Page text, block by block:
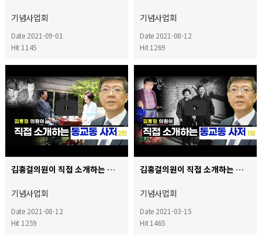
기념사업회
Date 2021-09-01
Hit 1145
기념사업회
Date 2021-08-12
Hit 1269
김홍걸의원이 직접 소개하는 동교동사저 2부
기념사업회
Date 2021-08-12
Hit 1259
김홍걸의원이 직접 소개하는 동교동 사저 1부
기념사업회
Date 2021-03-15
Hit 1465